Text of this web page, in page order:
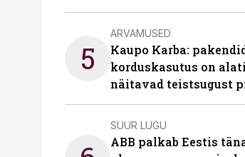
5
ARVAMUSED
Kaupo Karba:
korduskasutus on
näitavad teistsugust
SUUR LUGU
ABB palkab Eestis